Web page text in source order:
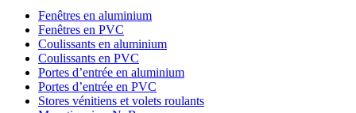
Fenêtres en aluminium
Fenêtres en PVC
Coulissants en aluminium
Coulissants en PVC
Portes d’entrée en aluminium
Portes d’entrée en PVC
Stores vénitiens et volets roulants